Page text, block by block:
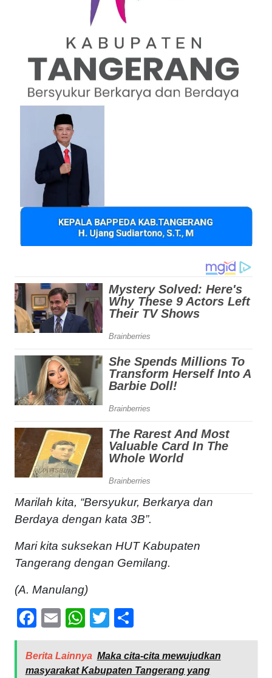
Marilah kita, “Bersyukur, Berkarya dan
Berdaya dengan kata 3B”.
Mari kita suksekan HUT Kabupaten
Tangerang dengan Gemilang.
(A. Manulang)
Facebook
EmailWhatsApp
Twitter
Berita Lainnya Maka cita-cita mewujudkan
masyarakat Kabupaten Tangerang yang